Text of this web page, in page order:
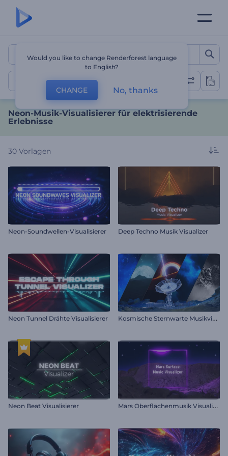
Neon-Musik-Visualisierer
Neon-Musik-Visualisierer für elektrisierende
Erlebnisse
30 Vorlagen
Neon-Soundwellen-Visualisierer Deep Techno Musik Visualizer
Neon Tunnel Drähte Visualisierer K
osmische Sternwarte Musikvisualisierer
Neon Beat Visualisierer M
ars Oberflächenmusik Visualisierer
Would you like to change Renderforest language
to English?
CHANGE No, thanks